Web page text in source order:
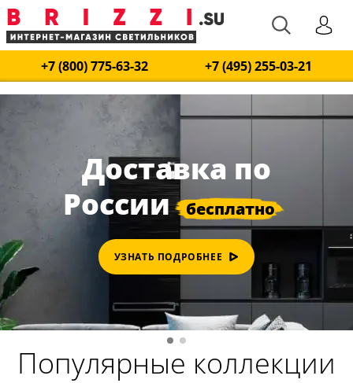
+7 (800) 775-63-32 +7 (495) 255-03-21
Доставка по
России
УЗНАТЬ ПОДРОБНЕЕ
Популярные коллекции